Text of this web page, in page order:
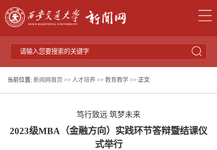
当前位置: 新闻网首页 >> 人才培养 >> 教育教学 >> 正文
笃行致远 筑梦未来
2023级MBA（金融方向）实践环节答辩暨结课仪
式举行